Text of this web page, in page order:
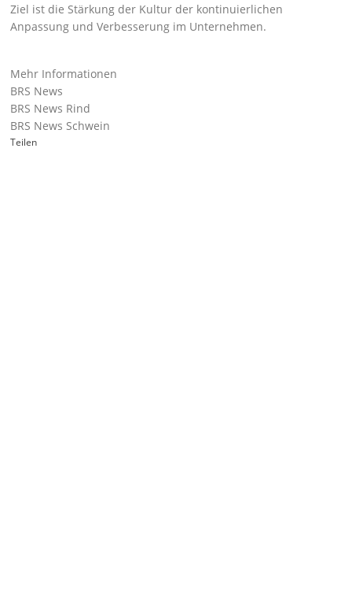
Ziel ist die Stärkung der Kultur der kontinuierlichen
Anpassung und Verbesserung im Unternehmen.
Mehr Informationen
BRS News
BRS News Rind
BRS News Schwein
Teilen